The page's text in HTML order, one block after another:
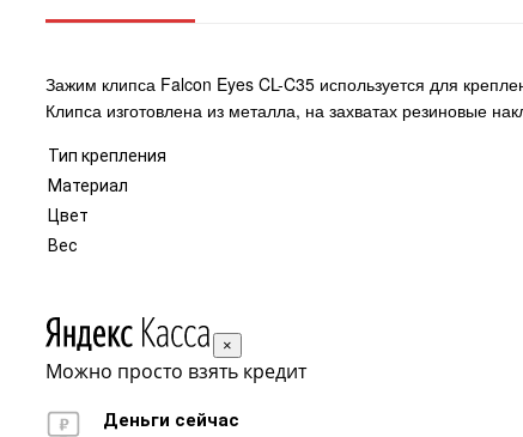
Зажим клипса Falcon Eyes CL-C35 используется для
Клипса изготовлена из металла, на захватах резиновые
Тип крепления
Материал
Цвет
Вес
×
Можно просто взять кредит
Деньги сейчас